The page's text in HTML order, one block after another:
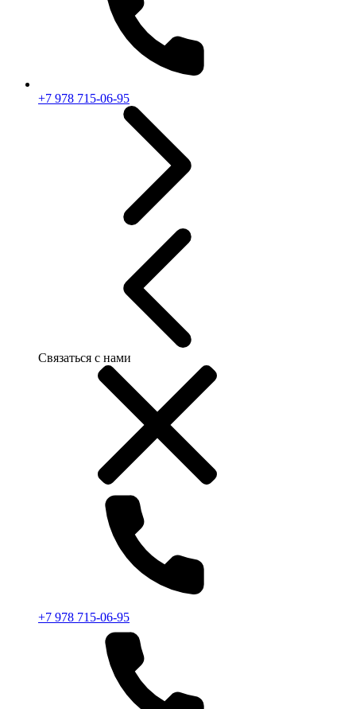
+7 978 715-06-95
Связаться с нами
+7 978 715-06-95